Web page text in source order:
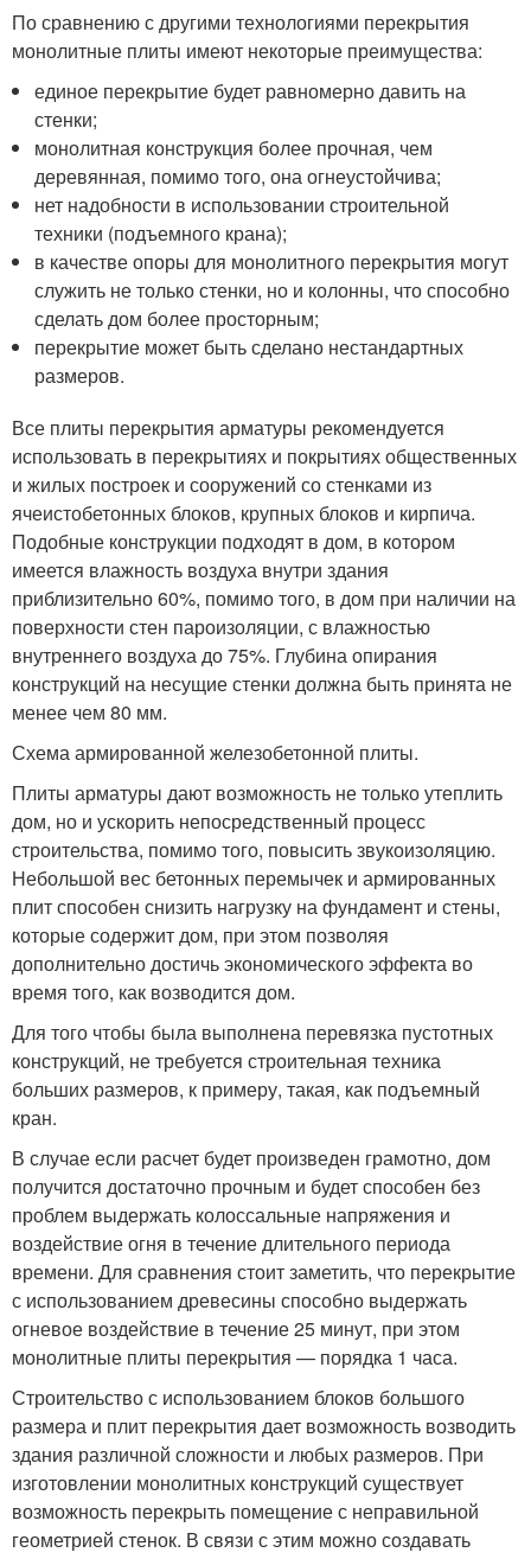
По сравнению с другими технологиями перекрытия
монолитные плиты имеют некоторые преимущества:
единое перекрытие будет равномерно давить на
стенки;
монолитная конструкция более прочная, чем
деревянная, помимо того, она огнеустойчива;
нет надобности в использовании строительной
техники (подъемного крана);
в качестве опоры для монолитного перекрытия могут
служить не только стенки, но и колонны, что способно
сделать дом более просторным;
перекрытие может быть сделано нестандартных
размеров.
Все плиты перекрытия арматуры рекомендуется
использовать в перекрытиях и покрытиях общественных
и жилых построек и сооружений со стенками из
ячеистобетонных блоков, крупных блоков и кирпича.
Подобные конструкции подходят в дом, в котором
имеется влажность воздуха внутри здания
приблизительно 60%, помимо того, в дом при наличии на
поверхности стен пароизоляции, с влажностью
внутреннего воздуха до 75%. Глубина опирания
конструкций на несущие стенки должна быть принята не
менее чем 80 мм.
Схема армированной железобетонной плиты.
Плиты арматуры дают возможность не только утеплить
дом, но и ускорить непосредственный процесс
строительства, помимо того, повысить звукоизоляцию.
Небольшой вес бетонных перемычек и армированных
плит способен снизить нагрузку на фундамент и стены,
которые содержит дом, при этом позволяя
дополнительно достичь экономического эффекта во
время того, как возводится дом.
Для того чтобы была выполнена перевязка пустотных
конструкций, не требуется строительная техника
больших размеров, к примеру, такая, как подъемный
кран.
В случае если расчет будет произведен грамотно, дом
получится достаточно прочным и будет способен без
проблем выдержать колоссальные напряжения и
воздействие огня в течение длительного периода
времени. Для сравнения стоит заметить, что перекрытие
с использованием древесины способно выдержать
огневое воздействие в течение 25 минут, при этом
монолитные плиты перекрытия — порядка 1 часа.
Строительство с использованием блоков большого
размера и плит перекрытия дает возможность возводить
здания различной сложности и любых размеров. При
изготовлении монолитных конструкций существует
возможность перекрыть помещение с неправильной
геометрией стенок. В связи с этим можно создавать